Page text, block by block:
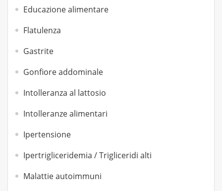
Educazione alimentare
Flatulenza
Gastrite
Gonfiore addominale
Intolleranza al lattosio
Intolleranze alimentari
Ipertensione
Ipertrigliceridemia / Trigliceridi alti
Malattie autoimmuni